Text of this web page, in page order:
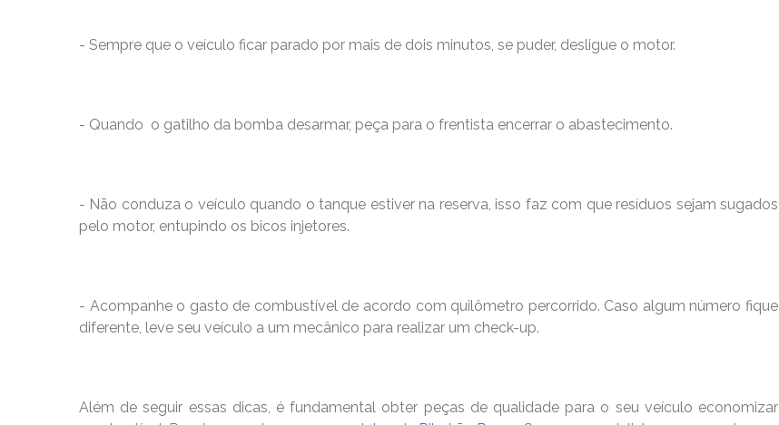
- Sempre que o veículo ficar parado por mais de dois minutos, se puder, desligue o motor.
- Quando o gatilho da bomba desarmar, peça para o frentista encerrar o abastecimento.
- Não conduza o veículo quando o tanque estiver na reserva, isso faz com que resíduos sejam sugados
pelo motor, entupindo os bicos injetores.
- Acompanhe o gasto de combustível de acordo com quilômetro percorrido. Caso algum número fique
diferente, leve seu veículo a um mecânico para realizar um check-up.
Além de seguir essas dicas, é fundamental obter peças de qualidade para o seu veículo economizar